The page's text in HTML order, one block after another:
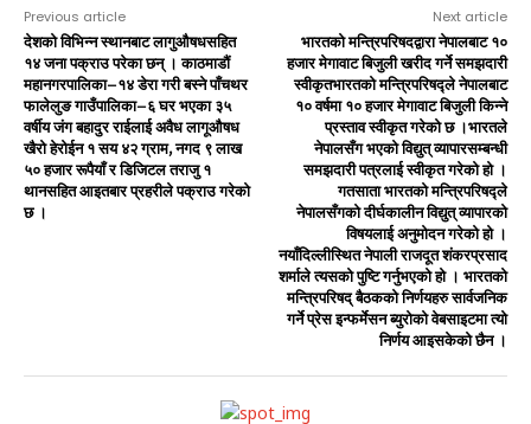
Previous article
देशको विभिन्न स्थानबाट लागुऔषधसहित
१४ जना पक्राउ परेका छन् । काठमाडौं
महानगरपालिका–१४ डेरा गरी बस्ने पाँचथर
फालेलुङ गाउँपालिका–६ घर भएका ३५
वर्षीय जंग बहादुर राईलाई अवैध लागूऔषध
खैरो हेरोईन १ सय ४२ ग्राम, नगद ९ लाख
५० हजार रूपैयाँ र डिजिटल तराजु १
थानसहित आइतबार प्रहरीले पक्राउ गरेको
छ ।
Next article
भारतको मन्त्रिपरिषदद्वारा नेपालबाट १०
हजार मेगावाट बिजुली खरीद गर्ने समझदारी
स्वीकृतभारतको मन्त्रिपरिषद्ले नेपालबाट
१० वर्षमा १० हजार मेगावाट बिजुली किन्ने
प्रस्ताव स्वीकृत गरेको छ ।भारतले
नेपालसँग भएको विद्युत् व्यापारसम्बन्धी
समझदारी पत्रलाई स्वीकृत गरेको हो ।
गतसाता भारतको मन्त्रिपरिषद्ले
नेपालसँगको दीर्घकालीन विद्युत् व्यापारको
विषयलाई अनुमोदन गरेको हो ।
नयाँदिल्लीस्थित नेपाली राजदूत शंकरप्रसाद
शर्माले त्यसको पुष्टि गर्नुभएको हो । भारतको
मन्त्रिपरिषद् बैठकको निर्णयहरु सार्वजनिक
गर्ने प्रेस इन्फर्मेसन ब्युरोको वेबसाइटमा त्यो
निर्णय आइसकेको छैन ।